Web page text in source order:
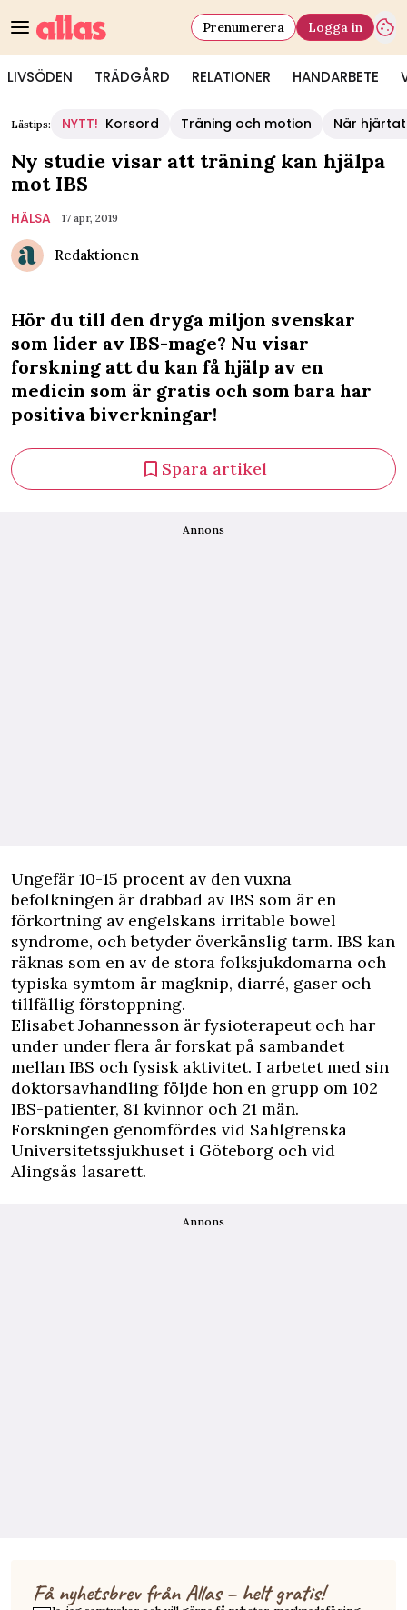
LIVSÖDEN TRÄDGÅRD RELATIONER HANDARBETE
Prenumerera Logga in
Lästips: NYTT! Korsord Träning och motion När
Ny studie visar att träning kan hjälpa
mot IBS
HÄLSA 17 apr, 2019
Redaktionen
Hör du till den dryga miljon svenskar
som lider av IBS-mage? Nu visar
forskning att du kan få hjälp av en
medicin som är gratis och som bara har
positiva biverkningar!
Spara artikel
Annons
Ungefär 10-15 procent av den vuxna
befolkningen är drabbad av IBS som är en
förkortning av engelskans irritable bowel
syndrome, och betyder överkänslig tarm. IBS kan
räknas som en av de stora folksjukdomarna och
typiska symtom är magknip, diarré, gaser och
tillfällig förstoppning.
Elisabet Johannesson är fysioterapeut och har
under under flera år forskat på sambandet
mellan IBS och fysisk aktivitet. I arbetet med sin
doktorsavhandling följde hon en grupp om 102
IBS-patienter, 81 kvinnor och 21 män.
Forskningen genomfördes vid Sahlgrenska
Universitetssjukhuset i Göteborg och vid
Alingsås lasarett.
Annons
Få nyhetsbrev från Allas – helt gratis!